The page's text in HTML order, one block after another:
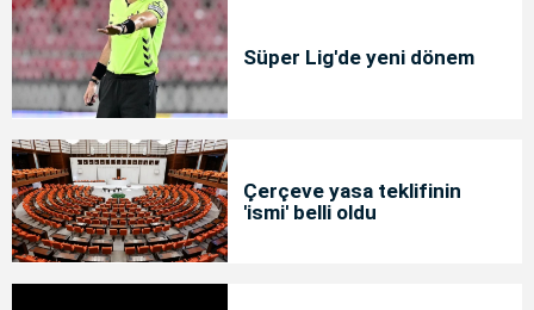
Süper Lig'de yeni dönem
Çerçeve yasa teklifinin
'ismi' belli oldu